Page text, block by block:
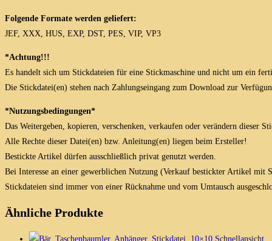
Folgende Formate werden geliefert:
JEF, XXX, HUS, EXP, DST, PES, VIP, VP3
*Achtung!!!
Es handelt sich um Stickdateien für eine Stickmaschine und nicht um ein
Die Stickdatei(en) stehen nach Zahlungseingang zum Download zur
*Nutzungsbedingungen*
Das Weitergeben, kopieren, verschenken, verkaufen oder verändern dieser
Alle Rechte dieser Datei(en) bzw. Anleitung(en) liegen beim Ersteller!
Bestickte Artikel dürfen ausschließlich privat genutzt werden.
Bei Interesse an einer gewerblichen Nutzung (Verkauf bestickter Artikel
Stickdateien sind immer von einer Rücknahme und vom Umtausch
Ähnliche Produkte
Schnellansicht